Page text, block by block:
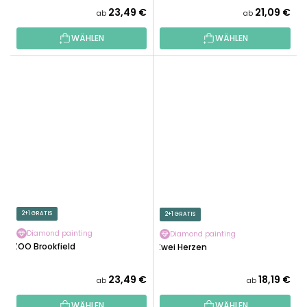
ab 23,49 €
WÄHLEN
ab 21,09 €
WÄHLEN
2+1 GRATIS
Diamond painting
ZOO Brookfield
ab 23,49 €
2+1 GRATIS
Diamond painting
Zwei Herzen
ab 18,19 €